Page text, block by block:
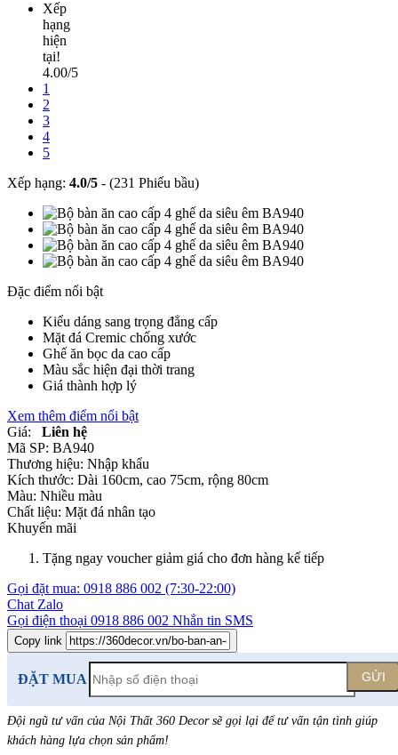
Xếp
hạng
hiện
tại!
4.00/5
1
2
3
4
5
Xếp hạng: 4.0/5 - (231 Phiếu bầu)
Đặc điểm nổi bật
Kiểu dáng sang trọng đẳng cấp
Mặt đá Cremic chống xước
Ghế ăn bọc da cao cấp
Màu sắc hiện đại thời trang
Giá thành hợp lý
Xem thêm điểm nổi bật
Giá:
Liên hệ
Mã SP: BA940
Thương hiệu: Nhập khẩu
Kích thước: Dài 160cm, cao 75cm, rộng 80cm
Màu: Nhiều màu
Chất liệu: Mặt đá nhân tạo
Khuyến mãi
Tặng ngay voucher giảm giá cho đơn hàng kế tiếp
Gọi đặt mua: 0918 886 002 (7:30-22:00)
Chat Zalo
Gọi điện thoại 0918 886 002 Nhắn tin SMS
Copy link
ĐẶT MUA GỬI
Đội ngũ tư vấn của Nội Thất 360 Decor sẽ gọi lại để tư vấn tận tình giúp
khách hàng lựa chọn sản phẩm!